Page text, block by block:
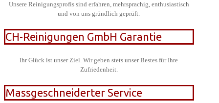
Unsere Reinigungsprofis sind erfahren, mehrsprachig, enthusiastisch
und von uns gründlich geprüft.
CH-Reinigungen GmbH Garantie
Ihr Glück ist unser Ziel. Wir geben stets unser Bestes für Ihre
Zufriedenheit.
Massgeschneiderter Service